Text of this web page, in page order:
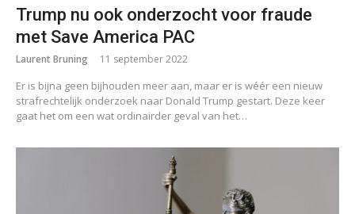
Trump nu ook onderzocht voor fraude
met Save America PAC
Laurent Bruning 11 september 2022
Er is bijna geen bijhouden meer aan, maar er is wéér een nieuw
strafrechtelijk onderzoek naar Donald Trump gestart. Deze keer
gaat het om een wat ordinairder geval van het…